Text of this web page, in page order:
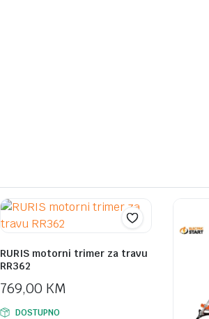
RURIS motorni trimer za travu
RR362
769,00 KM
DOSTUPNO